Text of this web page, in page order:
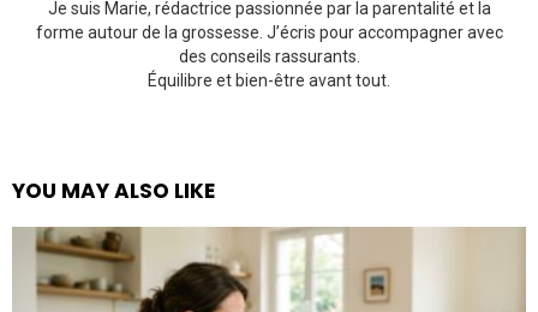
Je suis Marie, rédactrice passionnée par la parentalité et la
forme autour de la grossesse. J’écris pour accompagner avec
des conseils rassurants.
Équilibre et bien-être avant tout.
YOU MAY ALSO LIKE